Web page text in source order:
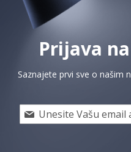
Prijava
Saznajete prvi sve o našim
Prijavi
se